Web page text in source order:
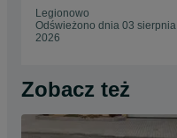
Legionowo
Odświeżono dnia 03 sierpnia
2026
Zobacz też